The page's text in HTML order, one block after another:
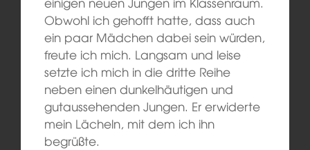
Obwohl ich gehofft hatte, dass auch
ein paar Mädchen dabei sein würden,
freute ich mich. Langsam und leise
setzte ich mich in die dritte Reihe
neben einen dunkelhäutigen und
gutaussehenden Jungen. Er erwiderte
mein Lächeln, mit dem ich ihn
begrüßte.